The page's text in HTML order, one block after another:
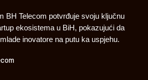
BH Telecom potvrđuje svoju ključnu
ekosistema u BiH, pokazujući da
inovatore na putu ka uspjehu.